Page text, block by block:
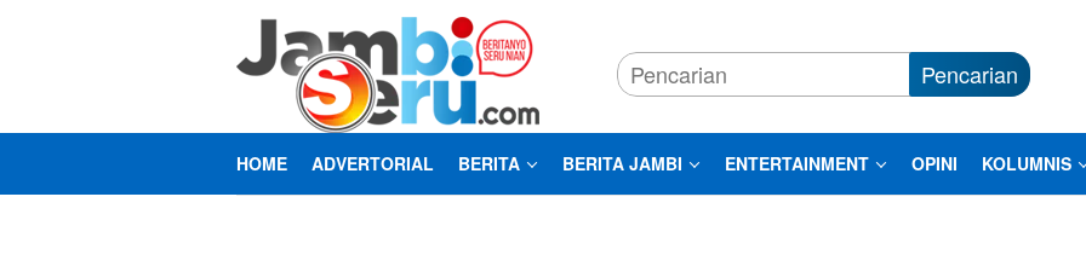
Pencarian
HOME ADVERTORIAL BERITA BERITA JAMBI ENTERTAINMENT OPINI KOLUMNIS